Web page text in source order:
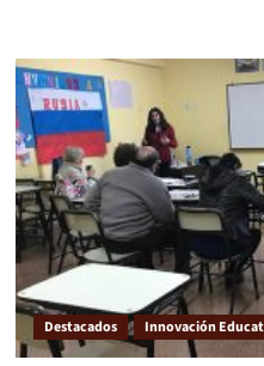
Destacados Innovación